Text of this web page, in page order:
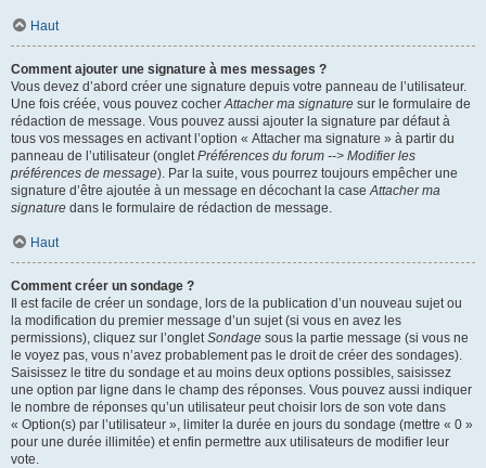
Haut
Comment ajouter une signature à mes messages ?
Vous devez d’abord créer une signature depuis votre panneau de l’utilisateur.
Une fois créée, vous pouvez cocher Attacher ma signature sur le formulaire de
rédaction de message. Vous pouvez aussi ajouter la signature par défaut à
tous vos messages en activant l’option « Attacher ma signature » à partir du
panneau de l’utilisateur (onglet Préférences du forum --> Modifier les
préférences de message). Par la suite, vous pourrez toujours empêcher une
signature d’être ajoutée à un message en décochant la case Attacher ma
signature dans le formulaire de rédaction de message.
Haut
Comment créer un sondage ?
Il est facile de créer un sondage, lors de la publication d’un nouveau sujet ou
la modification du premier message d’un sujet (si vous en avez les
permissions), cliquez sur l’onglet Sondage sous la partie message (si vous ne
le voyez pas, vous n’avez probablement pas le droit de créer des sondages).
Saisissez le titre du sondage et au moins deux options possibles, saisissez
une option par ligne dans le champ des réponses. Vous pouvez aussi indiquer
le nombre de réponses qu’un utilisateur peut choisir lors de son vote dans
« Option(s) par l’utilisateur », limiter la durée en jours du sondage (mettre « 0 »
pour une durée illimitée) et enfin permettre aux utilisateurs de modifier leur
vote.